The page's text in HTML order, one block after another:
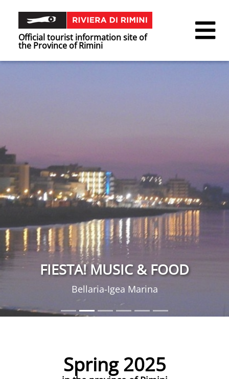
Official tourist information site of
the Province of Rimini
FIESTA! MUSIC & FOOD
Bellaria-Igea Marina
Spring 2025